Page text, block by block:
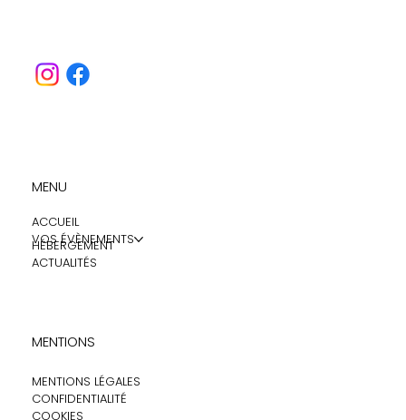
ACCUEIL
VOS ÉVÈNEMENTS
HÉBERGEMENT
MENTIONS LÉGALES
CONFIDENTIALITÉ